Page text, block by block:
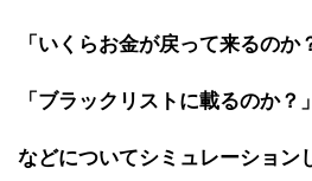
「いくらお金が戻って来るのか
「ブラックリストに載るのか？」
などについてシミュレーション